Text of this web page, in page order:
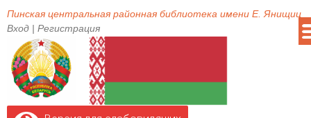
Пинская центральная районная библиотека имени Е. Янищиц
Вход | Регистрация